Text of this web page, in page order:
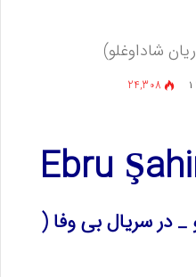
شاداوغلو)
۱
24,308
Ebru
_ در سریال بی وفا (